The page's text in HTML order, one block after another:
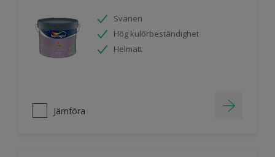
Svanen
Hög kulörbeständighet
Helmatt
Jämföra